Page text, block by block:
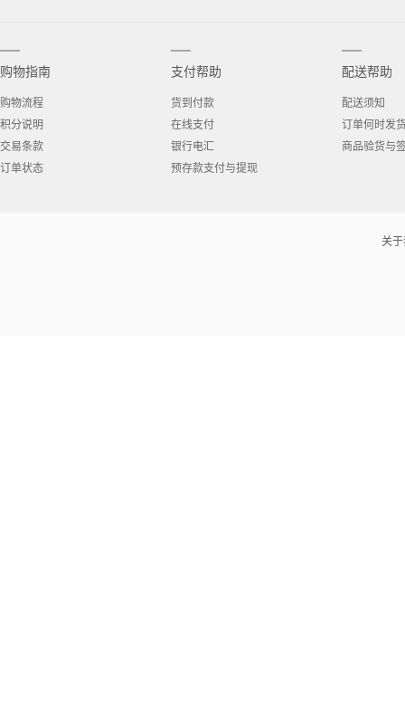
购物指南
购物流程
积分说明
交易条款
订单状态
支付帮助
货到付款
在线支付
银行电汇
预存款支付与提现
配送帮助
配送须知
订单何时发
商品验货与
关